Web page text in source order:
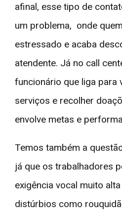
afinal, esse tipo de
um problema, onde
estressado e acaba
atendente. Já no call
funcionário que liga para
serviços e recolher
envolve metas e
Temos também a
já que os trabalhadores
exigência vocal muito
distúrbios como